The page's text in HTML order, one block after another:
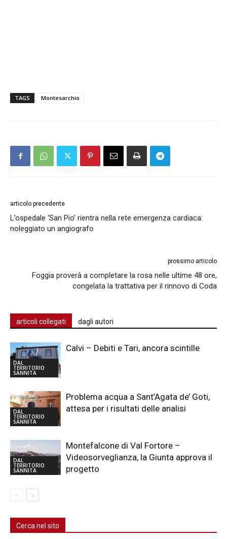
TAGS Montesarchio
articolo precedente
L’ospedale ‘San Pio’ rientra nella rete emergenza cardiaca:
noleggiato un angiografo
prossimo articolo
Foggia proverà a completare la rosa nelle ultime 48 ore,
congelata la trattativa per il rinnovo di Coda
articoli collegati dagli autori
DAL
TERRITORIO
SANNITA
Calvi – Debiti e Tari, ancora scintille
DAL
TERRITORIO
SANNITA
Problema acqua a Sant’Agata de’ Goti,
attesa per i risultati delle analisi
DAL
TERRITORIO
SANNITA
Montefalcone di Val Fortore –
Videosorveglianza, la Giunta approva il
progetto
Cerca nel sito